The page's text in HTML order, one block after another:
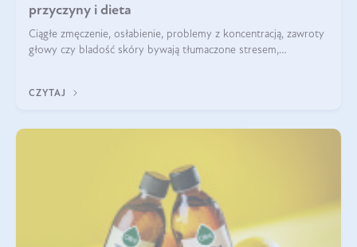
przyczyny i dieta
Ciągłe zmęczenie, osłabienie, problemy z koncentracją, zawroty
głowy czy bladość skóry bywają tłumaczone stresem,
CZYTAJ